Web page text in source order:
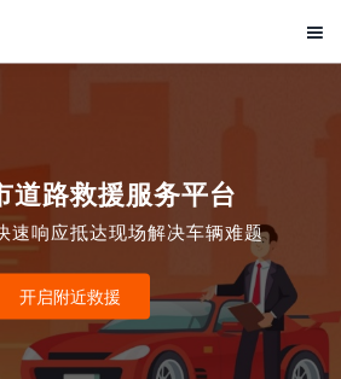

道路救援服务平台
速响应抵达现场解决车辆难题
开启附近救援